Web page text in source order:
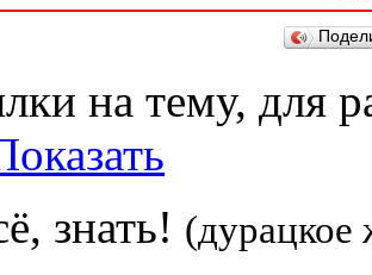
на тему, для
знать! (дурацкое